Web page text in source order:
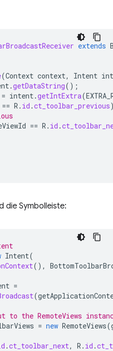
extends
(Context context, Intent
.getDataString();
= intent .getIntExtra(
== R . id .ct_toolbar_previous
== R . id .
die Symbolleiste:
Intent(
(),
=
(
the RemoteViews
= new RemoteViews(
.ct_toolbar_next, R . id .